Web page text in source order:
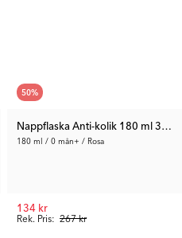
50%
Nappflaska Anti-kolik 180 ml 3-
180 ml / 0 mån+ / Rosa
Rek. Pris: 267 kr
134 kr